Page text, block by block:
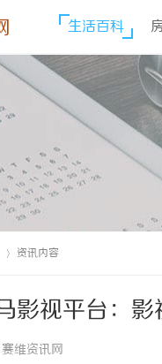
生活百科
资讯内容
影视平台：
维资讯网